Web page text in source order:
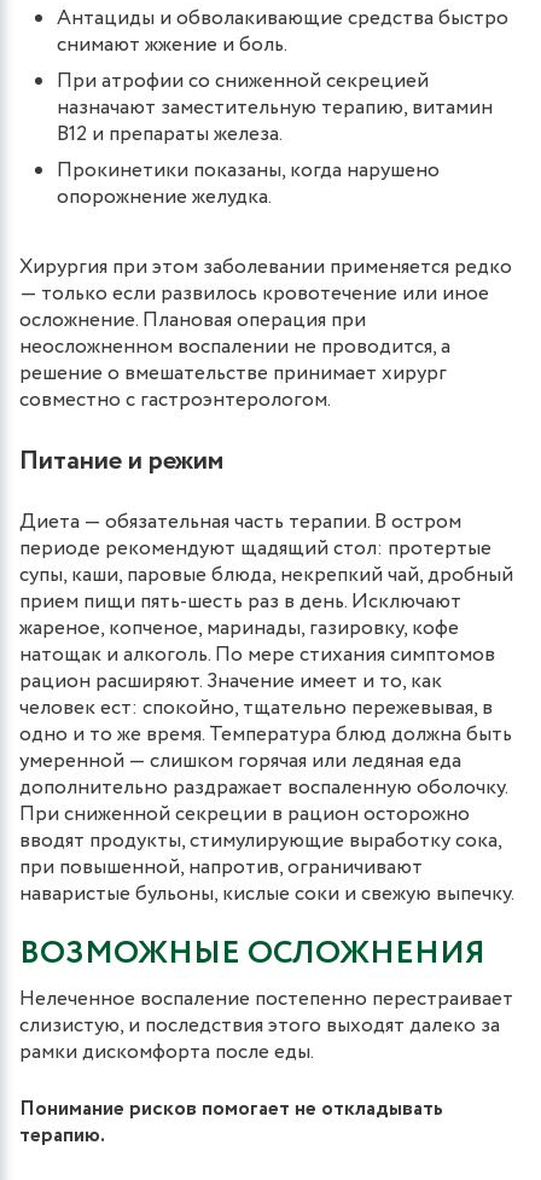
Антациды и обволакивающие средства быстро
снимают жжение и боль.
При атрофии со сниженной секрецией
назначают заместительную терапию, витамин
B12 и препараты железа.
Прокинетики показаны, когда нарушено
опорожнение желудка.
Хирургия при этом заболевании применяется редко
— только если развилось кровотечение или иное
осложнение. Плановая операция при
неосложненном воспалении не проводится, а
решение о вмешательстве принимает хирург
совместно с гастроэнтерологом.
Питание и режим
Диета — обязательная часть терапии. В остром
периоде рекомендуют щадящий стол: протертые
супы, каши, паровые блюда, некрепкий чай, дробный
прием пищи пять-шесть раз в день. Исключают
жареное, копченое, маринады, газировку, кофе
натощак и алкоголь. По мере стихания симптомов
рацион расширяют. Значение имеет и то, как
человек ест: спокойно, тщательно пережевывая, в
одно и то же время. Температура блюд должна быть
умеренной — слишком горячая или ледяная еда
дополнительно раздражает воспаленную оболочку.
При сниженной секреции в рацион осторожно
вводят продукты, стимулирующие выработку сока,
при повышенной, напротив, ограничивают
наваристые бульоны, кислые соки и свежую выпечку.
ВОЗМОЖНЫЕ ОСЛОЖНЕНИЯ
Нелеченное воспаление постепенно перестраивает
слизистую, и последствия этого выходят далеко за
рамки дискомфорта после еды.
Понимание рисков помогает не откладывать
терапию.